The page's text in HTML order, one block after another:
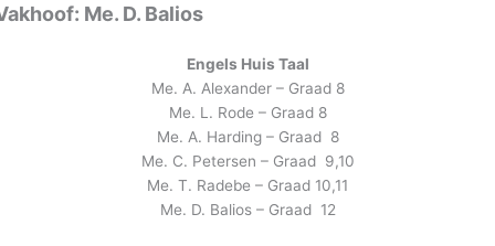
Me. D. Balios
Engels Huis Taal
Me. A. Alexander – Graad 8
Me. L. Rode – Graad 8
Me. A. Harding – Graad 8
Me. C. Petersen – Graad 9,10
Me. T. Radebe – Graad 10,11
Me. D. Balios – Graad 12